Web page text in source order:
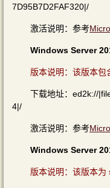
7D95B7D2FAF320|/
激活说明：参考
Windows Server
版本说明：该版本
下载地址：ed2k://
4|/
激活说明：参考
Windows Server
版本说明：该版本为